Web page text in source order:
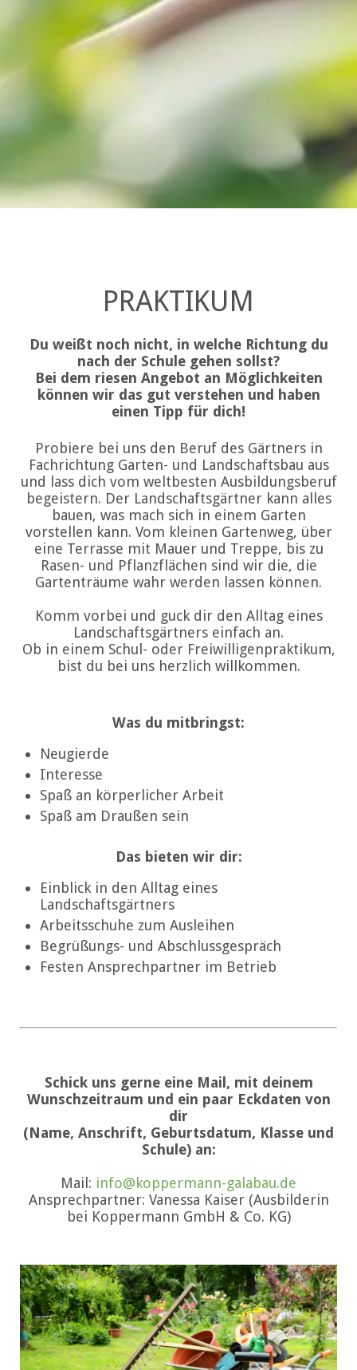
PRAKTIKUM
Du weißt noch nicht, in welche Richtung du
nach der Schule gehen sollst?
Bei dem riesen Angebot an Möglichkeiten
können wir das gut verstehen und haben
einen Tipp für dich!
Probiere bei uns den Beruf des Gärtners in
Fachrichtung Garten- und Landschaftsbau aus
und lass dich vom weltbesten Ausbildungsberuf
begeistern. Der Landschaftsgärtner kann alles
bauen, was mach sich in einem Garten
vorstellen kann. Vom kleinen Gartenweg, über
eine Terrasse mit Mauer und Treppe, bis zu
Rasen- und Pflanzflächen sind wir die, die
Gartenträume wahr werden lassen können.
Komm vorbei und guck dir den Alltag eines
Landschaftsgärtners einfach an.
Ob in einem Schul- oder Freiwilligenpraktikum,
bist du bei uns herzlich willkommen.
Was du mitbringst:
Neugierde
Interesse
Spaß an körperlicher Arbeit
Spaß am Draußen sein
Das bieten wir dir:
Einblick in den Alltag eines
Landschaftsgärtners
Arbeitsschuhe zum Ausleihen
Begrüßungs- und Abschlussgespräch
Festen Ansprechpartner im Betrieb
Schick uns gerne eine Mail, mit deinem
Wunschzeitraum und ein paar Eckdaten von
dir
(Name, Anschrift, Geburtsdatum, Klasse und
Schule) an:
Mail: info@koppermann-galabau.de
Ansprechpartner: Vanessa Kaiser (Ausbilderin
bei Koppermann GmbH & Co. KG)